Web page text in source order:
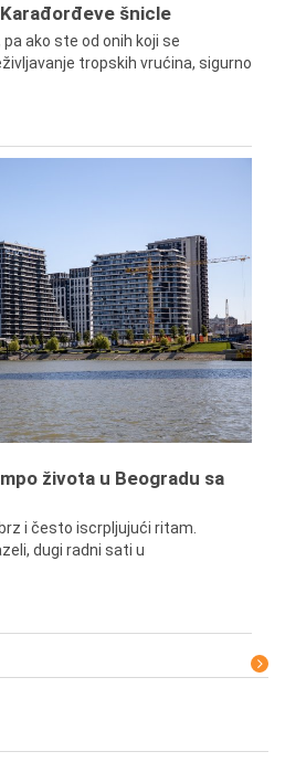
šnicle
ako ste od onih koji se
tropskih vrućina, sigurno
života u Beogradu sa
i često iscrpljujući ritam.
dugi radni sati u